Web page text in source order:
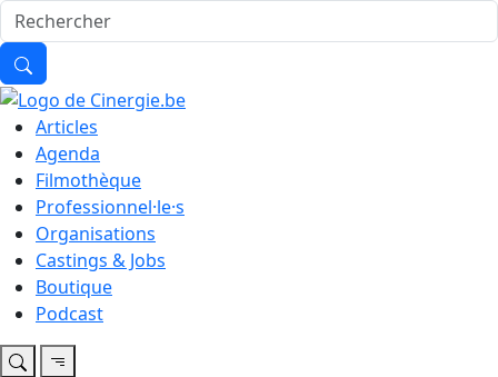
Articles
Agenda
Filmothèque
Professionnel·le·s
Organisations
Castings & Jobs
Boutique
Podcast